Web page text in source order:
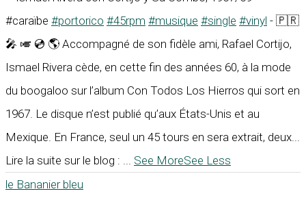
#caraïbe #portorico #45rpm #musique #single #vinyl - 🇵🇷
🎤 🎺 💿 🌎 Accompagné de son fidèle ami, Rafael Cortijo,
Ismael Rivera cède, en cette fin des années 60, à la mode
du boogaloo sur l’album Con Todos Los Hierros qui sort en
1967. Le disque n’est publié qu’aux États-Unis et au
Mexique. En France, seul un 45 tours en sera extrait, deux...
Lire la suite sur le blog :
See MoreSee Less
le Bananier bleu